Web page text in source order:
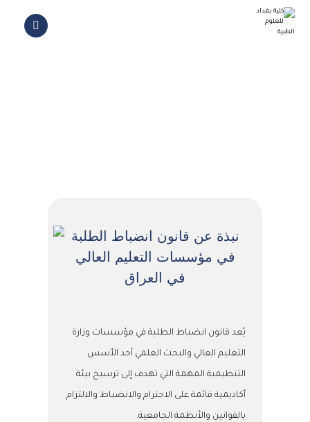
نبذة عن قانون انضباط الطلبة
في مؤسسات التعليم العالي
في العراق
يُعد قانون انضباط الطلبة في مؤسسات وزارة
التعليم العالي والبحث العلمي أحد الأسس
التنظيمية المهمة التي تهدف إلى ترسيخ بيئة
أكاديمية قائمة على الاحترام والانضباط والالتزام
بالقوانين والأنظمة الجامعية.